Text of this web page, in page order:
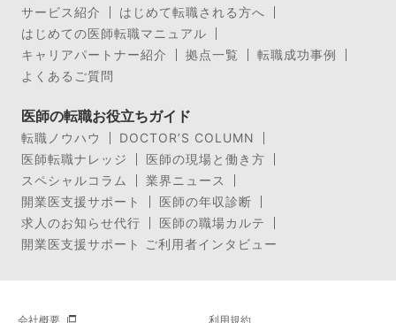
サービス紹介
はじめて転職される方へ
はじめての医師転職マニュアル
キャリアパートナー紹介
拠点一覧
転職成功事例
よくあるご質問
医師の転職お役立ちガイド
転職ノウハウ
DOCTOR’S COLUMN
医師転職ナレッジ
医師の現場と働き方
スペシャルコラム
業界ニュース
開業医支援サポート
医師の年収診断
求人のお知らせ代行
医師の職場カルテ
開業医支援サポート ご利用者インタビュー
会社概要 利用規約